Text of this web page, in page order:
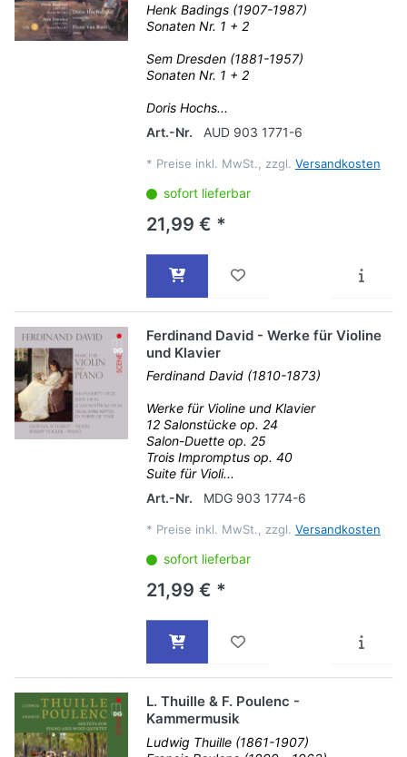
Henk Badings (1907-1987)
Sonaten Nr. 1 + 2
Sem Dresden (1881-1957)
Sonaten Nr. 1 + 2
Doris Hochs...
Art.-Nr.
AUD 903 1771-6
* Preise inkl. MwSt., zzgl. Versandkosten
sofort lieferbar
21,99 € *
Ferdinand David - Werke für Violine
und Klavier
Ferdinand David (1810-1873)
Werke für Violine und Klavier
12 Salonstücke op. 24
Salon-Duette op. 25
Trois Impromptus op. 40
Suite für Violi...
Art.-Nr.
MDG 903 1774-6
* Preise inkl. MwSt., zzgl. Versandkosten
sofort lieferbar
21,99 € *
L. Thuille & F. Poulenc -
Kammermusik
Ludwig Thuille (1861-1907)